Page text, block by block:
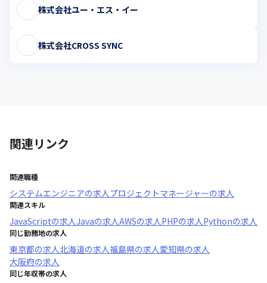
株式会社ユー・エス・イー
株式会社CROSS SYNC
関連リンク
関連職種
システムエンジニアの求人プロジェクトマネージャーの求人
関連スキル
JavaScriptの求人Javaの求人AWSの求人PHPの求人Pythonの求人
同じ勤務地の求人
東京都の求人北海道の求人福島県の求人愛知県の求人
大阪府の求人
同じ年収帯の求人